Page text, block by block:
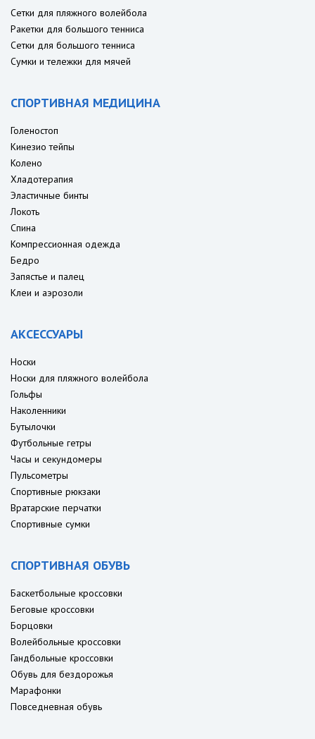
Сетки для пляжного волейбола
Ракетки для большого тенниса
Сетки для большого тенниса
Сумки и тележки для мячей
СПОРТИВНАЯ МЕДИЦИНА
Голеностоп
Кинезио тейпы
Колено
Хладотерапия
Эластичные бинты
Локоть
Спина
Компрессионная одежда
Бедро
Запястье и палец
Клеи и аэрозоли
АКСЕССУАРЫ
Носки
Носки для пляжного волейбола
Гольфы
Наколенники
Бутылочки
Футбольные гетры
Часы и секундомеры
Пульсометры
Спортивные рюкзаки
Вратарские перчатки
Спортивные сумки
СПОРТИВНАЯ ОБУВЬ
Баскетбольные кроссовки
Беговые кроссовки
Борцовки
Волейбольные кроссовки
Гандбольные кроссовки
Обувь для бездорожья
Марафонки
Повседневная обувь